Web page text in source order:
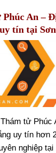
An –
tín tại
tử Phúc
uy tín hơn
nghiệp